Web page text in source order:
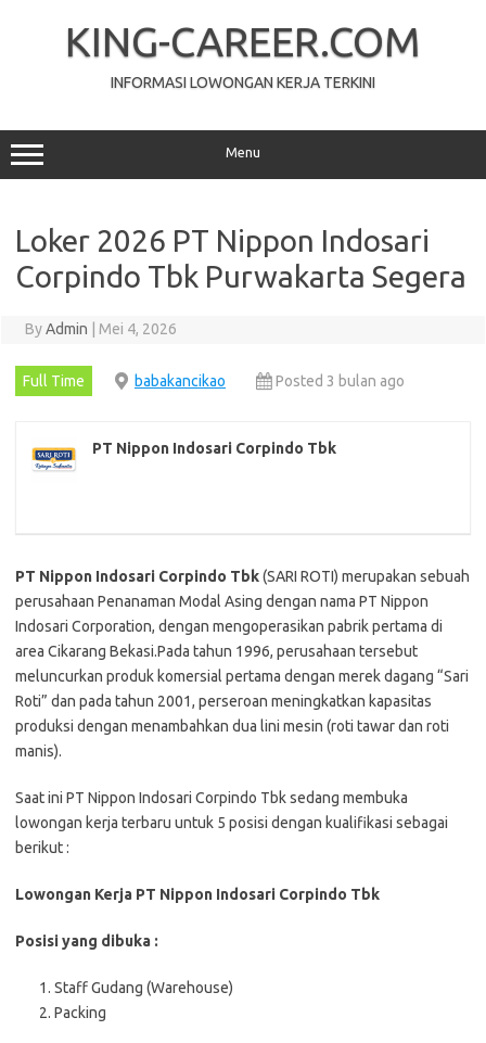
KING-CAREER.COM
INFORMASI LOWONGAN KERJA TERKINI
Menu
Loker 2026 PT Nippon Indosari
Corpindo Tbk Purwakarta Segera
ByAdmin Mei 4, 2026
Full Time babakancikao Posted 3 bulan ago
PT Nippon Indosari Corpindo Tbk
PT Nippon Indosari Corpindo Tbk(SARI ROTI) merupakan sebuah
perusahaan Penanaman Modal Asing dengan nama PT Nippon
Indosari Corporation, dengan mengoperasikan pabrik pertama di
area Cikarang Bekasi.Pada tahun 1996, perusahaan tersebut
meluncurkan produk komersial pertama dengan merek dagang “Sari
Roti” dan pada tahun 2001, perseroan meningkatkan kapasitas
produksi dengan menambahkan dua lini mesin (roti tawar dan roti
manis).
Saat ini PT Nippon Indosari Corpindo Tbk sedang membuka
lowongan kerja terbaru untuk 5 posisi dengan kualifikasi sebagai
berikut :
Lowongan Kerja PT Nippon Indosari Corpindo Tbk
Posisi yang dibuka :
Staff Gudang (Warehouse)
Packing